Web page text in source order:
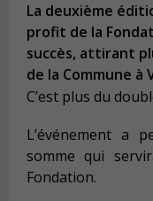
La deuxième
profit de la
succès, attirant
de la Commune à
C’est plus du
L’événement a
somme qui
Fondation.